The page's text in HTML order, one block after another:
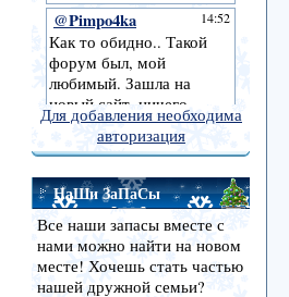
Для добавления необходима
авторизация
НаШи ЗаПаСы
Все наши запасы вместе с
нами можно найти на новом
месте! Хочешь стать частью
нашей дружной семьи?